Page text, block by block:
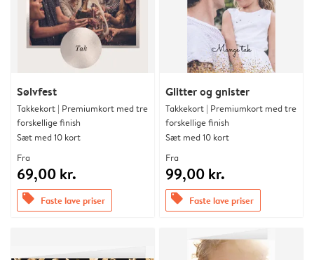
Sølvfest
Takkekort | Premiumkort med tre
forskellige finish
Sæt med 10 kort
Fra
69,00 kr.
offers Faste lave priser
Glitter og gnister
Takkekort | Premiumkort med tre
forskellige finish
Sæt med 10 kort
Fra
99,00 kr.
offers Faste lave priser